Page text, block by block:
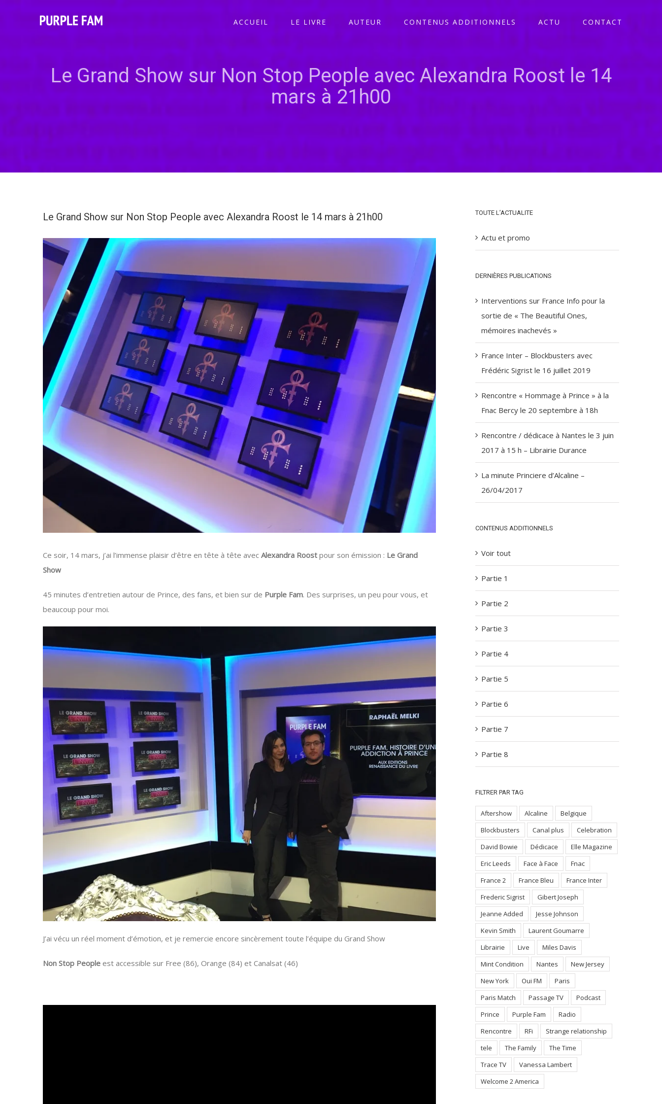
ACCUEIL LE LIVRE AUTEUR CONTENUS ADDITIONNELS ACTU CONTACT
Le Grand Show sur Non Stop People avec Alexandra Roost le 14
mars à 21h00
Le Grand Show sur Non Stop People avec Alexandra Roost le 14 mars à 21h00
View
Larger
Image
Ce soir, 14 mars, j’ai l’immense plaisir d’être en tête à tête avec Alexandra Roost pour son émission : Le Grand
Show
45 minutes d’entretien autour de Prince, des fans, et bien sur de Purple Fam. Des surprises, un peu pour vous, et
beaucoup pour moi.
J’ai vécu un réel moment d’émotion, et je remercie encore sincèrement toute l’équipe du Grand Show
Non Stop People est accessible sur Free (86), Orange (84) et Canalsat (46)
TOUTE L’ACTUALITE
Actu et promo
DERNIÈRES PUBLICATIONS
Interventions sur France Info pour la
sortie de « The Beautiful Ones,
mémoires inachevés »
France Inter – Blockbusters avec
Frédéric Sigrist le 16 juillet 2019
Rencontre « Hommage à Prince » à la
Fnac Bercy le 20 septembre à 18h
Rencontre / dédicace à Nantes le 3 juin
2017 à 15 h – Librairie Durance
La minute Princiere d’Alcaline –
26/04/2017
CONTENUS ADDITIONNELS
Voir tout
Partie 1
Partie 2
Partie 3
Partie 4
Partie 5
Partie 6
Partie 7
Partie 8
FILTRER PAR TAG
Aftershow Alcaline
Belgique
Blockbusters
Canal plus
Celebration
David Bowie
Dédicace
Elle Magazine
Eric Leeds
Face à Face
Fnac
France 2
France Bleu
France Inter
Frederic Sigrist
Gibert Joseph
Jeanne Added
Jesse Johnson
Kevin Smith
Laurent Goumarre
Librairie
Live
Miles Davis
Mint Condition
Nantes
New Jersey
New York
Oui FM
Paris
Paris Match
Passage TV
Podcast
Prince
Purple Fam
Radio
Rencontre
RFi
Strange relationship
tele
The Family
The Time
Trace TV
Vanessa Lambert
Welcome 2 America